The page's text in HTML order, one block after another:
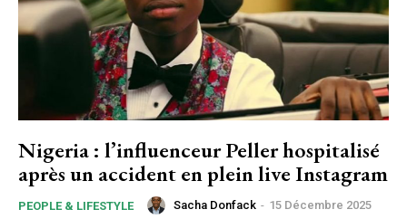
Nigeria : l’influenceur Peller hospitalisé
après un accident en plein live Instagram
PEOPLE & LIFESTYLE Sacha Donfack - 15 Décembre 2025